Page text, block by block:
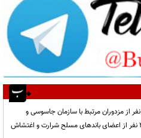
وزارت اطلاعات: شناسایی و دستگیری ۲۱ نفر از مزدوران مرتبط با سازمان جاسوسی و
تروریستی رژیم صهیونیستی و بازداشت ۴ نفر از اعضای باندهای مسلح شرارت و اغتشاش